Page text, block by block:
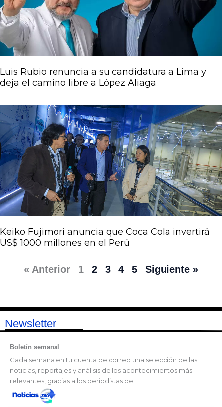
Luis Rubio renuncia a su candidatura a Lima y
deja el camino libre a López Aliaga
Keiko Fujimori anuncia que Coca Cola invertirá
US$ 1000 millones en el Perú
« Anterior 1 2 3 4 5 Siguiente »
Newsletter
Boletín semanal
Cada semana en tu cuenta de correo una selección de las
noticias, reportajes y análisis de los acontecimientos más
relevantes, gracias a los periodistas de